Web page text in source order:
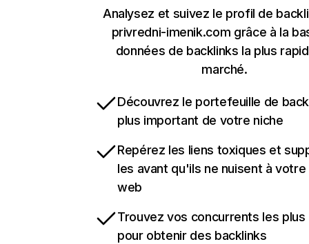
Analysez et suivez le profil de
privredni-imenik.com grâce à la
données de backlinks la plus
marché.
Découvrez le portefeuille de
plus important de votre niche
Repérez les liens toxiques et
les avant qu'ils ne nuisent à
web
Trouvez vos concurrents les
pour obtenir des backlinks